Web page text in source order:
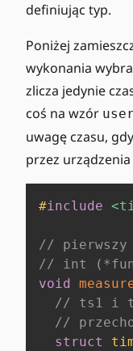
definiując typ.
Poniżej
wykonania
zlicza jedynie
coś na wzór user
uwagę czasu,
przez
#include
// pierwszy
// int
void
// ts1 i
//
struct